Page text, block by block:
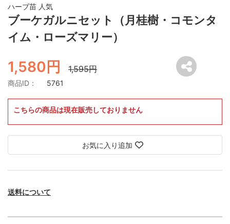
ハーブ苗 人気
ブーケガルニセット（月桂樹・コモンタ
イム・ローズマリー）
1,580円 1,595円
商品ID： 5761
こちらの商品は現在販売しておりません
お気に入り追加
送料について